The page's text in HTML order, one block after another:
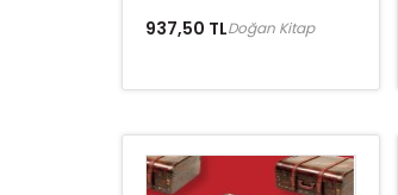
937,50 TLDoğan Kitap